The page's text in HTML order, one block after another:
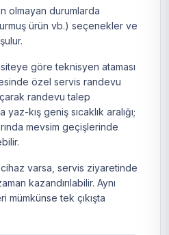
olmayan durumlarda
ürün vb.) seçenekler ve
göre teknisyen ataması
özel servis randevu
randevu talep
kış geniş sıcaklık aralığı;
mevsim geçişlerinde
varsa, servis ziyaretinde
kazandırılabilir. Aynı
tek çıkışta